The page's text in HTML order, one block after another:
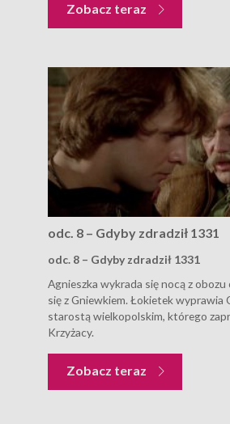
Zobacz teraz
odc. 8 – Gdyby zdradził 1331
odc. 8 – Gdyby zdradził 1331
Agnieszka wykrada się nocą z
się z Gniewkiem. Łokietek wyprawia
starostą wielkopolskim, którego
Krzyżacy.
Zobacz teraz